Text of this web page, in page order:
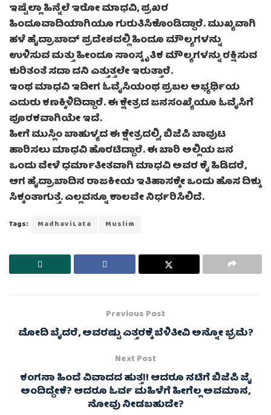
ಇಷ್ಟೆಲ್ಲಾ ಹಿನ್ನೆಲೆ ಇರೋ ಮಾಧವಿ, ಪ್ರಖರ
ಹಿಂದೂವಾದಿಯಾಗಿಯೂ ಗುರುತಿಸಿಕೊಂಡಿದ್ದಾರೆ. ಮುಖ್ಯವಾಗಿ
ಹಳೆ ಹೈದ್ರಾಬಾದ್ ಪ್ರದೇಶದಲ್ಲಿ ಹಿಂದೂ ಮೌಲ್ಯಗಳನ್ನು
ಉಳಿಸುವ ಮತ್ತು ಹೀಂದೂ ಸಾಂಸ್ಕೃತಿಕ ಮೌಲ್ಯಗಳನ್ನು ರಕ್ಷಿಸುವ
ಕುರಿತಂತೆ ಸದಾ ದನಿ ಎತ್ತುತ್ತಲೇ ಇರುತ್ತಾರೆ.
ಇಂಥ ಮಾಧವಿ ಇದೀಗ ಓವೈಸಿಯಂಥ ಪ್ರಬಲ ಅಭ್ಯರ್ಥಿಯ
ಎದುರು ಕಣಕ್ಕಿಳಿದಿದ್ದಾರೆ. ಈ ಕ್ಷೇತ್ರದ ಜನಸಂಖ್ಯೆಯೂ ಓವೈಸಿಗೆ
ಪೂರಕವಾಗಿಯೇ ಇದೆ.
ಹೀಗೆ ಮುಸ್ಲಿಂ ಬಾಹುಳ್ಯದ ಈ ಕ್ಷೇತ್ರದಲ್ಲಿ, ಬಿಜೆಪಿ ಬಾವುಟ
ಹಾರಿಸಲು ಮಾಧವಿ ಹೊರಟಿದ್ದಾರೆ. ಈ ಬಾರಿ ಅಲ್ಲಿಯ ಜನ
ಒಂದು ವೇಳೆ ಧರ್ಮಾತೀತವಾಗಿ ಮಾಧವಿ ಅವರ ಕೈ ಹಿಡಿದರೆ,
ಆಗ ಹೈದ್ರಾಬಾದಿನ ರಾಜಕೀಯ ಇತಿಹಾಸಕ್ಕೇ ಒಂದು ಹೊಸ ದಿಕ್ಕು
ಸಿಕ್ಕಂತಾಗುತ್ತೆ. ಎಲ್ಲವನ್ನೂ ಕಾಲವೇ ನಿರ್ಧರಿಸಿಲಿದೆ.
Tags: MadhaviLata Muslim
Previous Post
ಮೋದಿ ಬೈದರೆ, ಅವರಷ್ಟು ಎತ್ತರಕ್ಕೆ ಬೆಳಿತೀವಿ ಅನ್ನೋ ಭ್ರಮೆ?
Next Post
ಕಂಗನಾ ಹಿಂದೆ ವಿವಾದದ ಹುತ್ತ!! ಆದರೂ ನಟಿಗೆ ಬಿಜೆಪಿ ಜೈ
ಅಂದಿದ್ದೇಕೆ? ಆದರೂ ಓರ್ವ ಮಹಿಳೆಗೆ ಹೀಗೆಲ್ಲ ಅವಮಾನ,
ನೋವು ನೀಡಬಹುದೇ?